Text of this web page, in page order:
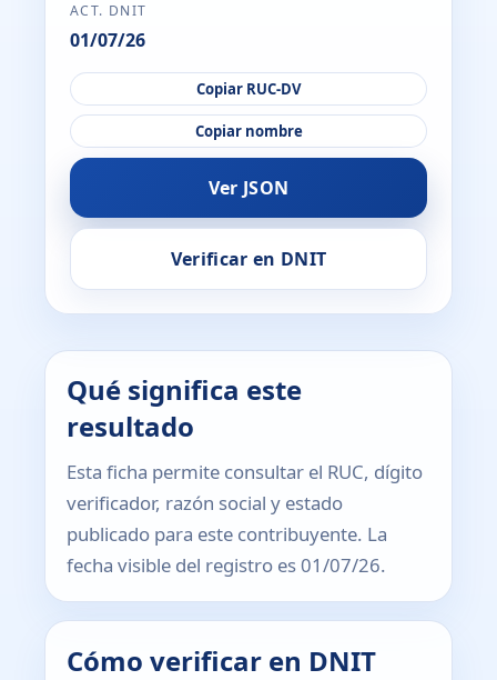
ACT. DNIT
01/07/26
Copiar RUC-DV
Copiar nombre
Ver JSON
Verificar en DNIT
Qué significa este
resultado
Esta ficha permite consultar el RUC, dígito
verificador, razón social y estado
publicado para este contribuyente. La
fecha visible del registro es 01/07/26.
Cómo verificar en DNIT